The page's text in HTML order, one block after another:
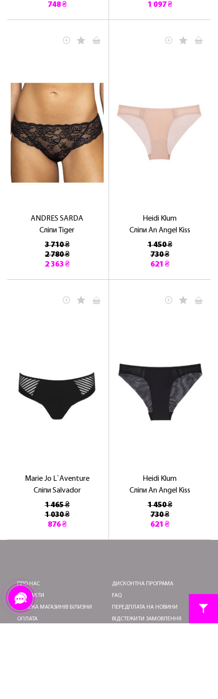
748 ₴
1 097 ₴
ANDRES SARDA
Сліпи Tiger
3 710 ₴
2 780 ₴
2 363 ₴
Heidi Klum
Сліпи An Angel Kiss
1 450 ₴
730 ₴
621 ₴
Marie Jo L`Aventure
Сліпи Salvador
1 465 ₴
1 030 ₴
876 ₴
Heidi Klum
Сліпи An Angel Kiss
1 450 ₴
730 ₴
621 ₴
ПРО НАС
КОНТАКТИ
МЕРЕЖА МАГАЗИНІВ БІЛИЗНИ
ОПЛАТА
ДИСКОНТНА ПРОГРАМА
FAQ
ПЕРЕДПЛАТА НА НОВИНИ
ВІДСТЕЖИТИ ЗАМОВЛЕННЯ